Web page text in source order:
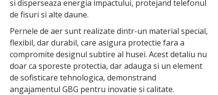
si disperseaza energia impactului, protejand telefonul
de fisuri si alte daune.
Pernele de aer sunt realizate dintr-un material special,
flexibil, dar durabil, care asigura protectie fara a
compromite designul subtire al husei. Acest detaliu nu
doar ca sporeste protectia, dar adauga si un element
de sofisticare tehnologica, demonstrand
angajamentul GBG pentru inovatie si calitate.